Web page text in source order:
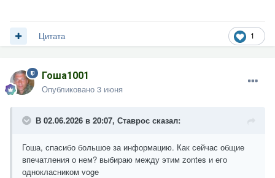
1
Цитата
Гоша1001
Опубликовано 3 июня
В 02.06.2026 в 20:07, Ставрос сказал:
Гоша, спасибо большое за информацию. Как сейчас общие
впечатления о нем? выбираю между этим zontes и его
однокласником voge